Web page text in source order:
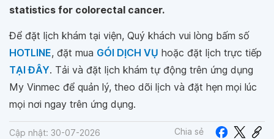
statistics for colorectal cancer.
Để đặt lịch khám tại viện, Quý khách vui lòng bấm số
HOTLINE, đặt mua GÓI DỊCH VỤ hoặc đặt lịch trực tiếp
TẠI ĐÂY. Tải và đặt lịch khám tự động trên ứng dụng
My Vinmec để quản lý, theo dõi lịch và đặt hẹn mọi lúc
mọi nơi ngay trên ứng dụng.
Cập nhật: 30-07-2026 Chia sẻ